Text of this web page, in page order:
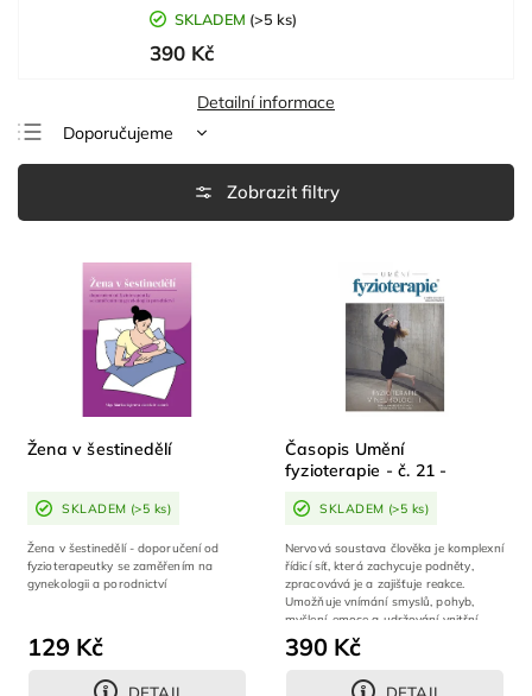
SKLADEM (>5 ks)
390 Kč
Detailní informace
Doporučujeme
Nejlevnější
Abecedně
Žena v šestinedělí
SKLADEM (>5 ks)
129 Kč
DETAIL
Žena v šestinedělí - doporučení od
fyzioterapeutky se zaměřením na
gynekologii a porodnictví
Časopis Umění
fyzioterapie - č. 21 -
SKLADEM (>5 ks)
390 Kč
DETAIL
Nervová soustava člověka je komplexní
řídicí síť, která zachycuje podněty,
zpracovává je a zajišťuje reakce.
Umožňuje vnímání smyslů, pohyb,
myšlení, emoce a udržování vnitřní...